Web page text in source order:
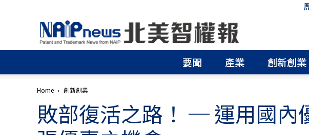
北
美
智
權
│
申
請
│
要聞 產業 創新創業
Home 創新創業
敗部復活之路！ ─ 運用國內